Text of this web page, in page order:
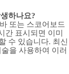
하나요?
또는 스코어보드
간 표시되면 이미
수 있습니다. 최신
을 사용하여 이러